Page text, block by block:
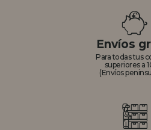
Envíos
Para todas tus
superiores a
(Envíos